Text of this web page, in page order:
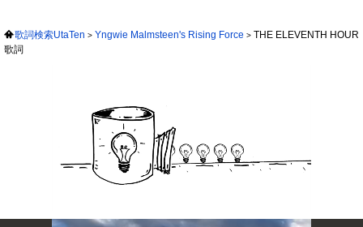
歌詞検索UtaTen Yngwie Malmsteen's Rising Force
THE ELEVENTH HOUR
歌詞